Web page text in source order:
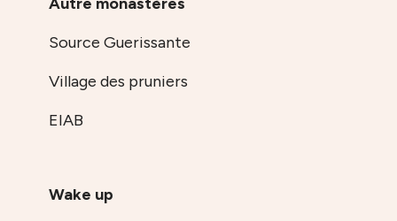
Source Guerissante
Village des pruniers
EIAB
Wake up